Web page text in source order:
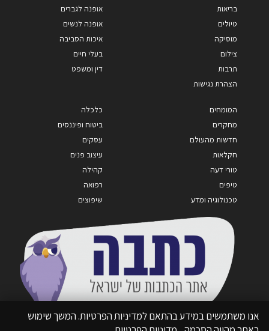
בריאות
טיולים
מוסיקה
צילום
תרבות
הצהרת נגישות
אופנה לגברים
אופנה לנשים
איכות הסביבה
בעלי חיים
דין ומשפט
המומחים
מחקרים
חדשות מהעולם
חקלאות
טורי דעה
טיפים
טכנולוגיה ומדע
כלכלה
ביטוח ופיננסים
עסקים
עיצוב פנים
קהילה
רפואה
שיפוצים
אנו משתמשים במידע בהתאם למדיניות הפרטיות. המשך שימוש